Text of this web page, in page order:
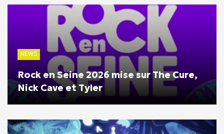
NEWS
Rock en Seine 2026 mise sur The Cure,
Nick Cave et Tyler